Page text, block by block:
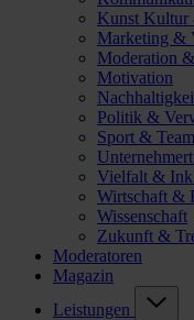
Kunst Kultur
Marketing &
Moderation
Motivation
Politik &
Sport &
Vielfalt &
Wirtschaft &
Wissenschaft
Zukunft &
Moderatoren
Magazin
Leistungen